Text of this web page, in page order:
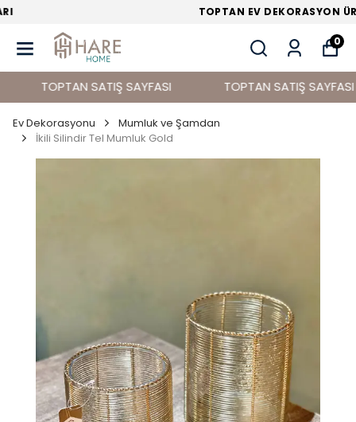
TOPTAN EV DEKORASYON ÜRÜNLERİ
0
TOPTAN SATIŞ SAYFASI TOPTAN SATIŞ SAYFASI
Ev Dekorasyonu
Mumluk ve Şamdan
İkili Silindir Tel Mumluk Gold